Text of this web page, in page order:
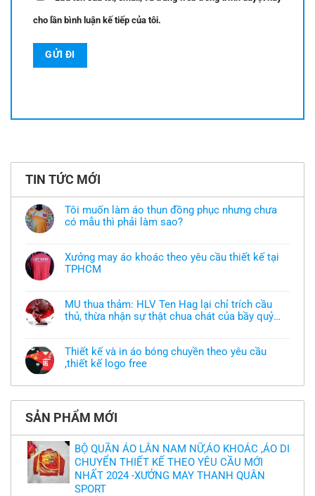
cho lần bình luận kế tiếp của tôi.
TIN TỨC MỚI
Tôi muốn làm áo thun đồng phục nhưng chưa
có mẫu thì phải làm sao?
bình
luận
ở
áo
thun
đồng
chưa
có
mẫu
thì
làm
Xưởng may áo khoác theo yêu cầu thiết kế tại
TPHCM
bình
luận
ở
Xưởng
khoác
theo
yêu
thiết
tại
TPHCM
MU thua thảm: HLV Ten Hag lại chỉ trích cầu
thủ, thừa nhận sự thật chua chát của bầy quỷ
bình
luận
ở
MU
thảm:
Hag
lại
trích
cầu
thủ,
thừa
nhận
sự
thật
Thiết kế và in áo bóng chuyền theo yêu cầu
,thiết kế logo free
có
luận
Thiết
và
in
áo
bóng
chuyền
theo
yêu
SẢN PHẨM MỚI
BỘ QUẦN ÁO LÂN NAM NỮ,ÁO KHOÁC ,ÁO DI
CHUYỂN THIẾT KẾ THEO YÊU CẦU MỚI
NHẤT 2024 -XƯỞNG MAY THANH QUÂN
SPORT